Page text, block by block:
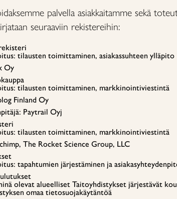
palvella asiakkaitamme sekä
seuraaviin rekistereihin:
tilausten toimittaminen, asiakassuhteen ylläpito
Oy
tilausten toimittaminen, markkinointiviestintä
Finland Oy
Paytrail Oyj
tilausten toimittaminen, markkinointiviestintä
The Rocket Science Group, LLC
tapahtumien järjestäminen ja
olevat alueelliset Taitoyhdistykset järjestävät
omaa tietosuojakäytäntöä